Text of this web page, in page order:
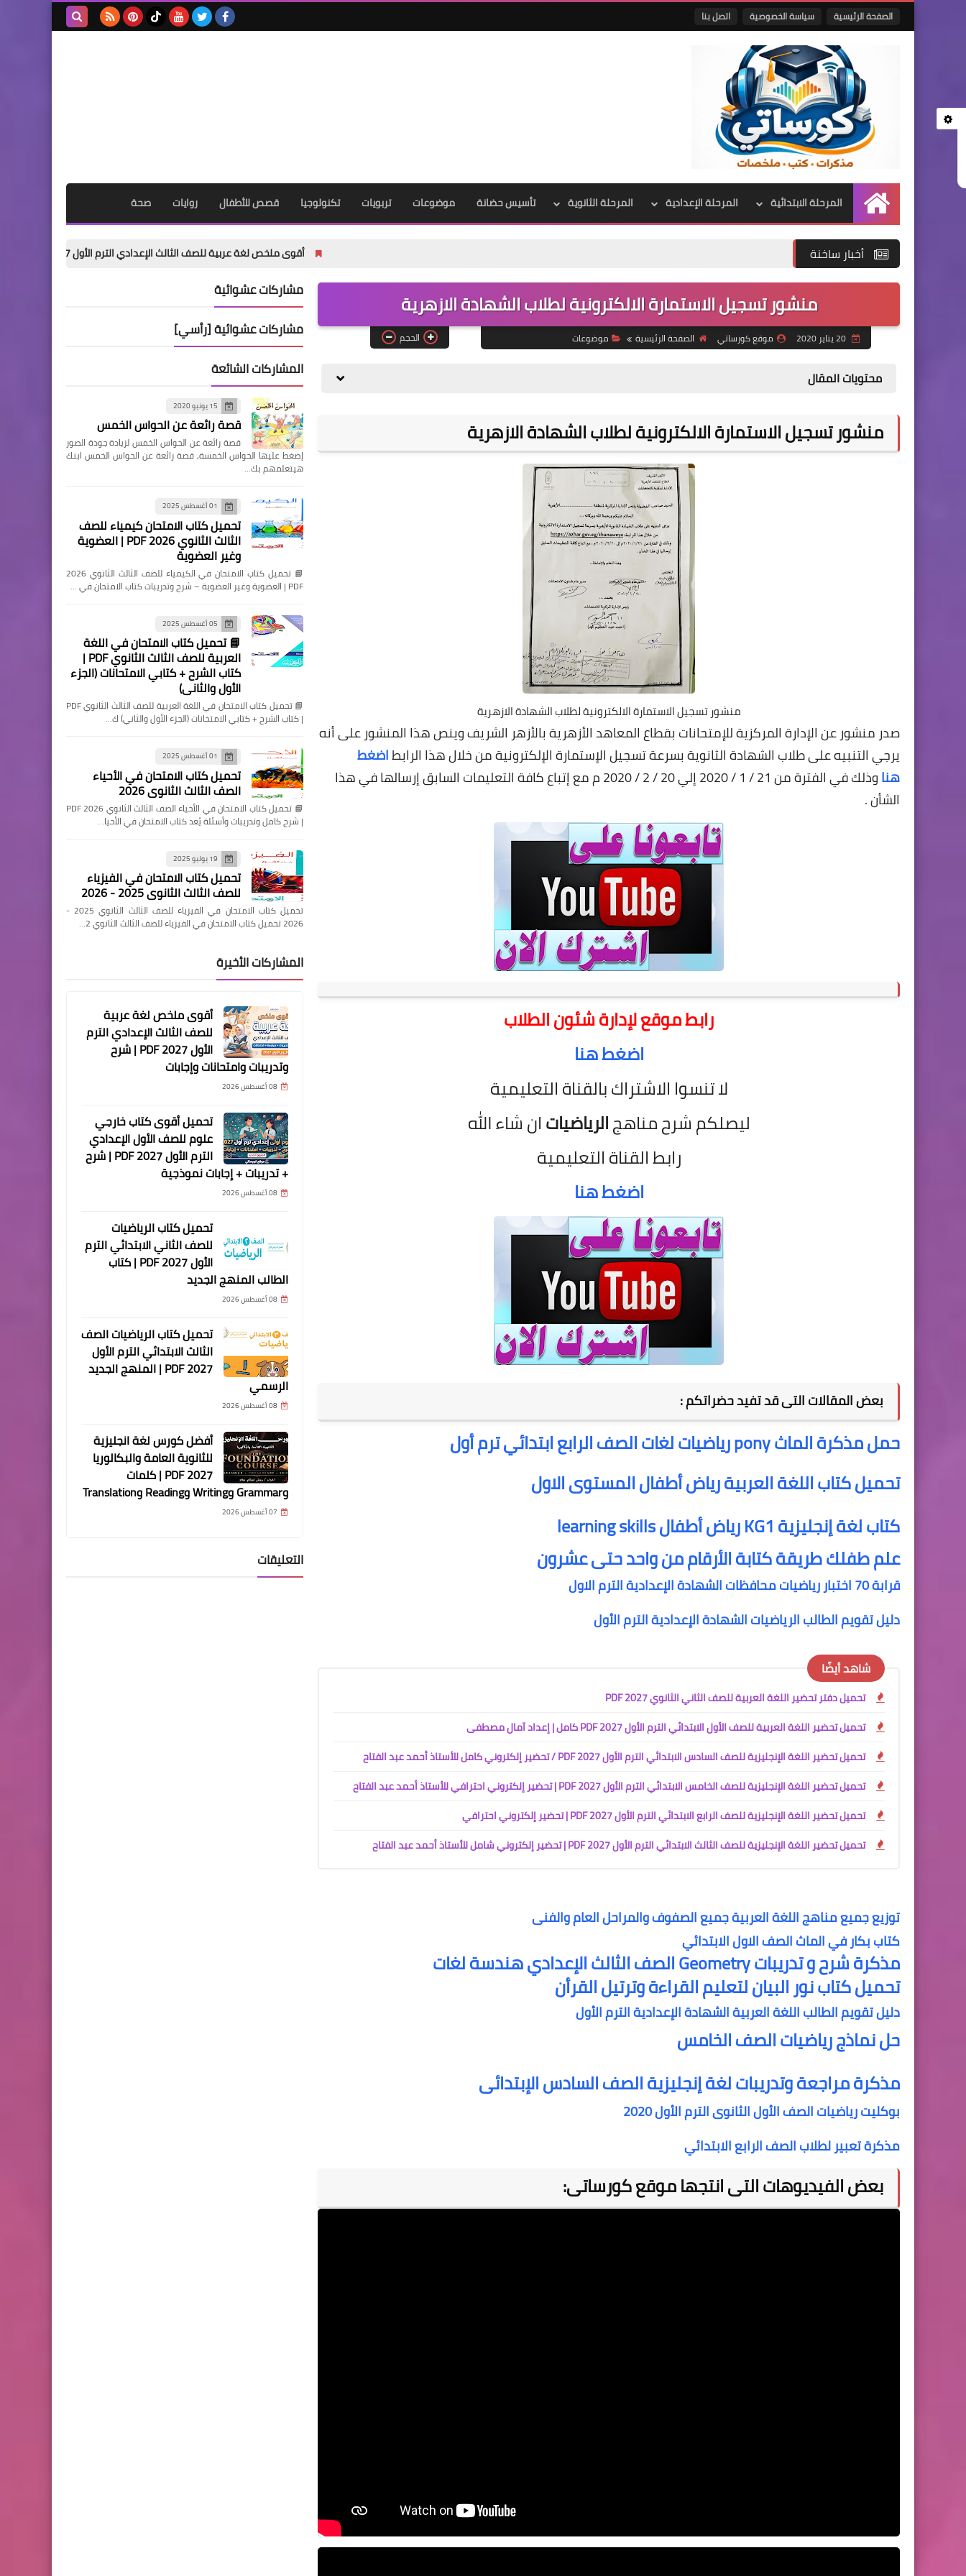
الصفحة الرئيسية سياسة الخصوصية اتصل بنا
الرئيسية
المرحلة الابتدائية المرحلة الإعدادية المرحلة الثانوية تأسيس حضانة موضوعات تربويات تكنولوجيا قصص للأطفال روايات صحة
أخبار ساخنة أقوى ملخص لغة عربية للصف الثالث الإعدادي الترم الأول 2027 PDF | شرح وتدريبات وامتحانات وإجابات
منشور تسجيل الاستمارة الالكترونية لطلاب الشهادة الازهرية
20 يناير 2020 موقع كورساتي الصفحة الرئيسية موضوعات الحجم
محتويات المقال
منشور تسجيل الاستمارة الالكترونية لطلاب الشهادة الازهرية
منشور تسجيل الاستمارة الالكترونية لطلاب الشهادة الازهرية
صدر منشور عن الإدارة المركزية للإمتحانات بقطاع المعاهد الأزهرية بالأزهر الشريف وينص هذا المنشور على أنه
يرجي التنبيه على طلاب الشهادة الثانوية بسرعة تسجيل الإستمارة الإلكترونية من خلال هذا الرابطاضغط
هنا
وذلك في الفترة من 21 / 1 / 2020 إلي 20 / 2 / 2020 م مع إتباع كافة التعليمات السابق إرسالها في هذا
الشأن .
رابط موقع لإدارة شئون الطلاب
اضغط هنا
لا تنسوا الاشتراك بالقناة التعليمية
ليصلكم شرح مناهجالرياضياتان شاء الله
رابط القناة التعليمية
اضغط هنا
بعض المقالات التى قد تفيد حضراتكم :
حمل مذكرة الماث pony رياضيات لغات الصف الرابع ابتدائي ترم أول
تحميل كتاب اللغة العربية رياض أطفال المستوى الاول
كتاب لغة إنجليزية KG1 رياض أطفال learning skills
علم طفلك طريقة كتابة الأرقام من واحد حتى عشرون
قرابة 70 اختبار رياضيات محافظات الشهادة الإعدادية الترم الاول
دليل تقويم الطالب الرياضيات الشهادة الإعدادية الترم الأول
شاهد أيضًا
تحميل دفتر تحضير اللغة العربية للصف الثاني الثانوي PDF 2027
تحميل تحضير اللغة العربية للصف الأول الابتدائي الترم الأول 2027 PDF كامل | إعداد آمال مصطفى
تحميل تحضير اللغة الإنجليزية للصف السادس الابتدائي الترم الأول 2027 PDF / تحضير إلكتروني كامل للأستاذ أحمد عبد الفتاح
تحميل تحضير اللغة الإنجليزية للصف الخامس الابتدائي الترم الأول 2027 PDF | تحضير إلكتروني احترافي للأستاذ أحمد عبد الفتاح
تحميل تحضير اللغة الإنجليزية للصف الرابع الابتدائي الترم الأول 2027 PDF | تحضير إلكتروني احترافي
تحميل تحضير اللغة الإنجليزية للصف الثالث الابتدائي الترم الأول 2027 PDF | تحضير إلكتروني شامل للأستاذ أحمد عبد الفتاح
توزيع جميع مناهج اللغة العربية جميع الصفوف والمراحل العام والفنى
كتاب بكار في الماث الصف الاول الابتدائي
مذكرة شرح و تدريبات Geometry الصف الثالث الإعدادي هندسة لغات
تحميل كتاب نور البيان لتعليم القراءة وترتيل القرأن
دليل تقويم الطالب اللغة العربية الشهادة الإعدادية الترم الأول
حل نماذج رياضيات الصف الخامس
مذكرة مراجعة وتدريبات لغة إنجليزية الصف السادس الإبتدائى
بوكليت رياضيات الصف الأول الثانوى الترم الأول 2020
مذكرة تعبير لطلاب الصف الرابع الابتدائي
بعض الفيديوهات التى انتجها موقع كورساتى:
مشاركات عشوائية
مشاركات عشوائية [رأسي]
المشاركات الشائعة
15 يونيو 2020
قصة رائعة عن الحواس الخمس
قصة رائعة عن الحواس الخمس لزيادة جودة الصور
إضغط عليها الحواس الخمسة, قصة رائعة عن الحواس الخمس ابنك
هيتعلمهم بك…
01 أغسطس 2025
تحميل كتاب الامتحان كيمياء للصف
الثالث الثانوي 2026 PDF | العضوية
وغير العضوية
📘 تحميل كتاب الامتحان في الكيمياء للصف الثالث الثانوي 2026
PDF | العضوية وغير العضوية – شرح وتدريبات كتاب الامتحان في …
05 أغسطس 2025
📘 تحميل كتاب الامتحان في اللغة
العربية للصف الثالث الثانوي PDF |
كتاب الشرح + كتابي الامتحانات (الجزء
الأول والثاني)
📘 تحميل كتاب الامتحان في اللغة العربية للصف الثالث الثانوي PDF
| كتاب الشرح + كتابي الامتحانات (الجزء الأول والثاني) ك…
01 أغسطس 2025
تحميل كتاب الامتحان في الأحياء
الصف الثالث الثانوي 2026
📘 تحميل كتاب الامتحان في الأحياء الصف الثالث الثانوي 2026 PDF
| شرح كامل وتدريبات وأسئلة يُعد كتاب الامتحان في الأحيا…
19 يوليو 2025
تحميل كتاب الامتحان في الفيزياء
للصف الثالث الثانوي 2025 - 2026
تحميل كتاب الامتحان في الفيزياء للصف الثالث الثانوي 2025 -
2026 تحميل كتاب الامتحان في الفيزياء للصف الثالث الثانوي 2…
المشاركات الأخيرة
أقوى ملخص لغة عربية
للصف الثالث الإعدادي الترم
الأول 2027 PDF | شرح
وتدريبات وامتحانات وإجابات
08 أغسطس 2026
تحميل أقوى كتاب خارجي
علوم للصف الأول الإعدادي
الترم الأول 2027 PDF | شرح
+ تدريبات + إجابات نموذجية
08 أغسطس 2026
تحميل كتاب الرياضيات
للصف الثاني الابتدائي الترم
الأول 2027 PDF | كتاب
الطالب المنهج الجديد
08 أغسطس 2026
تحميل كتاب الرياضيات الصف
الثالث الابتدائي الترم الأول
2027 PDF | المنهج الجديد
الرسمي
08 أغسطس 2026
أفضل كورس لغة انجليزية
للثانوية العامة والبكالوريا
2027 PDF | كلمات
وGrammar وWriting وReading وTranslation
07 أغسطس 2026
التعليقات